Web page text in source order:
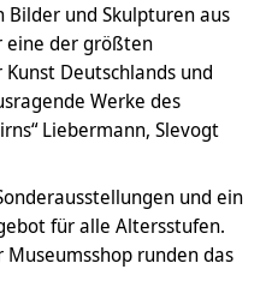
Bilder und Skulpturen aus
eine der größten
Deutschlands und
Werke des
Liebermann, Slevogt
und ein
für alle Altersstufen.
runden das